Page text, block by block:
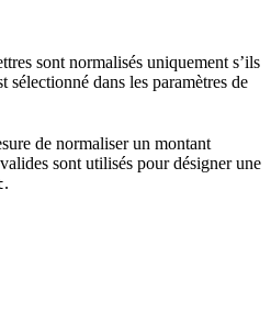
sont normalisés uniquement s’ils
sélectionné dans les paramètres de
de normaliser un montant
sont utilisés pour désigner une
.